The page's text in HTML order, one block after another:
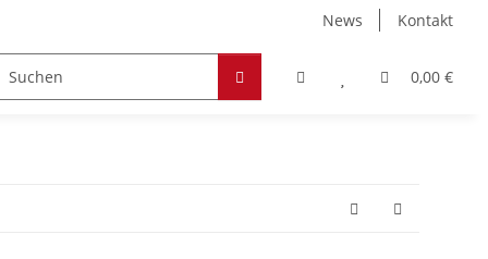
News Kontakt
0,00 €
Zubehör Hobby & Freizeit Werkstoffe